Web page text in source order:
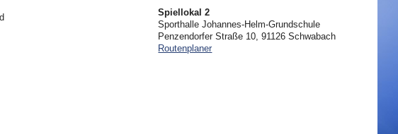
Spiellokal 2
Sporthalle Johannes-Helm-Grundschule
Penzendorfer Straße 10, 91126 Schwabach
Routenplaner